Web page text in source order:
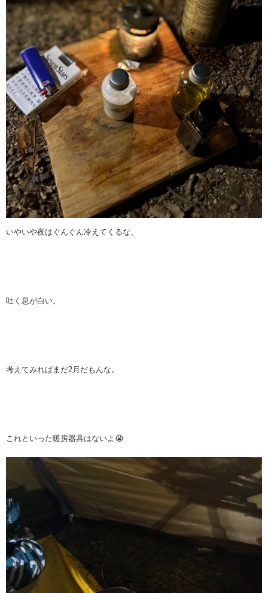
いやいや夜はぐんぐん冷えてくるな、
吐く息が白い。
考えてみればまだ2月だもんな。
これといった暖房器具はないよ😭